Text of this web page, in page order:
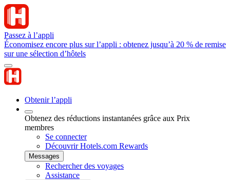
Passez à l’appli
Économisez encore plus sur l’appli : obtenez jusqu’à 20 % de remise
sur une sélection d’hôtels
Obtenir l’appli
Obtenez des réductions instantanées grâce aux Prix
membres
Se connecter
Découvrir Hotels.com Rewards
Messages
Rechercher des voyages
Assistance